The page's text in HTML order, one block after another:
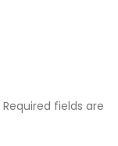
Required fields are